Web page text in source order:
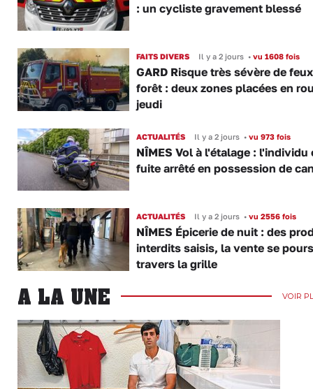
: un cycliste gravement blessé
FAITS DIVERS Il y a 2 jours •vu 1608 fois
GARD Risque très sévère de
forêt : deux zones placées en
jeudi
ACTUALITÉS Il y a 2 jours •vu 973 fois
NÎMES Vol à l'étalage : l'individu
fuite arrêté en possession de
ACTUALITÉS Il y a 2 jours •vu 2556 fois
NÎMES Épicerie de nuit : des
interdits saisis, la vente se
travers la grille
A LA UNE VOIR